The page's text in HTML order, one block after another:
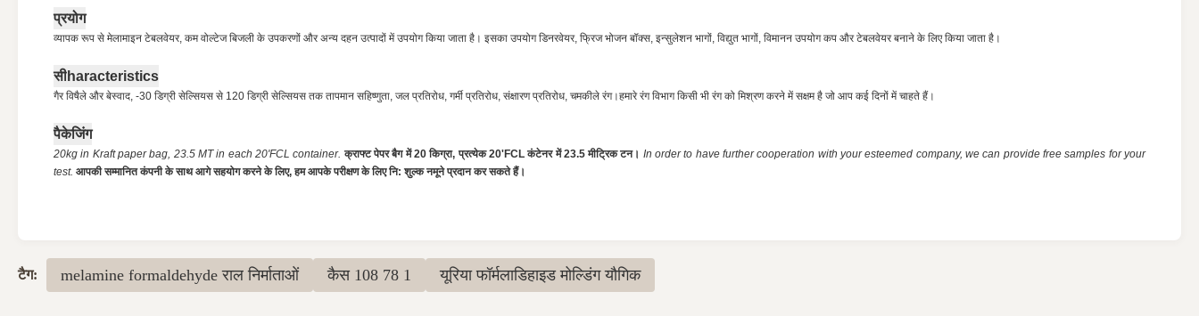
प्रयोग
व्यापक रूप से मेलामाइन टेबलवेयर, कम वोल्टेज बिजली के उपकरणों और अन्य दहन उत्पादों में उपयोग किया जाता है। इसका उपयोग डिनरवेयर, फ्रिज भोजन बॉक्स, इन्सुलेशन भागों, विद्युत भागों, विमानन उपयोग कप और टेबलवेयर बनाने के लिए किया जाता है।
सीharacteristics
गैर विषैले और बेस्वाद, -30 डिग्री सेल्सियस से 120 डिग्री सेल्सियस तक तापमान सहिष्णुता, जल प्रतिरोध, गर्मी प्रतिरोध, संक्षारण प्रतिरोध, चमकीले रंग।हमारे रंग विभाग किसी भी रंग को मिश्रण करने में सक्षम है जो आप कई दिनों में चाहते हैं।
पैकेजिंग
20kg in Kraft paper bag, 23.5 MT in each 20'FCL container. क्राफ्ट पेपर बैग में 20 किग्रा, प्रत्येक 20'FCL कंटेनर में 23.5 मीट्रिक टन। In order to have further cooperation with your esteemed company, we can provide free samples for your
test. आपकी सम्मानित कंपनी के साथ आगे सहयोग करने के लिए, हम आपके परीक्षण के लिए नि: शुल्क नमूने प्रदान कर सकते हैं।
टैग: melamine formaldehyde राल निर्माताओं कैस 108 78 1 यूरिया फॉर्मलाडिहाइड मोल्डिंग यौगिक